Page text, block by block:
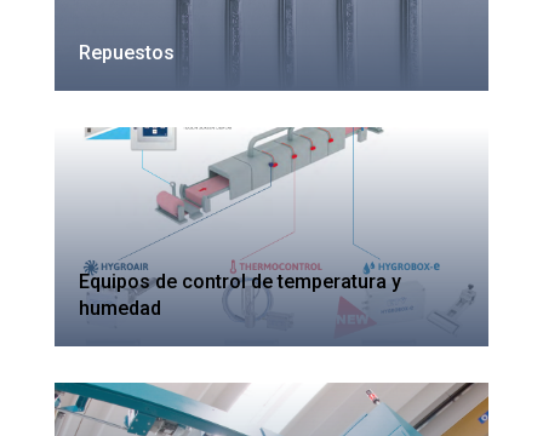
Repuestos
Equipos de control de temperatura y
humedad